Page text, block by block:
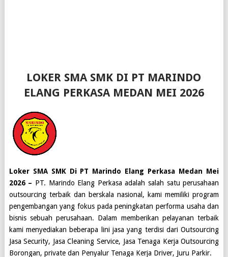
LOKER SMA SMK DI PT MARINDO
ELANG PERKASA MEDAN MEI 2026
Loker SMA SMK Di PT Marindo Elang Perkasa Medan Mei
2026 – PT. Marindo Elang Perkasa adalah salah satu perusahaan
outsourcing terbaik dan berskala nasional, kami memiliki program
pengembangan yang fokus pada peningkatan performa usaha dan
bisnis sebuah perusahaan. Dalam memberikan pelayanan terbaik
kami menyediakan beberapa lini jasa yang terdisi dari Outsourcing
Jasa Security, Jasa Cleaning Service, Jasa Tenaga Kerja Outsourcing
Borongan, private dan Penyalur Tenaga Kerja Driver, Juru Parkir.